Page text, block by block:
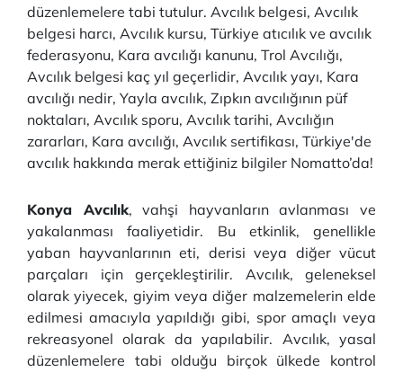
düzenlemelere tabi tutulur. Avcılık belgesi, Avcılık
belgesi harcı, Avcılık kursu, Türkiye atıcılık ve avcılık
federasyonu, Kara avcılığı kanunu, Trol Avcılığı,
Avcılık belgesi kaç yıl geçerlidir, Avcılık yayı, Kara
avcılığı nedir, Yayla avcılık, Zıpkın avcılığının püf
noktaları, Avcılık sporu, Avcılık tarihi, Avcılığın
zararları, Kara avcılığı, Avcılık sertifikası, Türkiye'de
avcılık hakkında merak ettiğiniz bilgiler Nomatto’da!
Konya Avcılık, vahşi hayvanların avlanması ve
yakalanması faaliyetidir. Bu etkinlik, genellikle
yaban hayvanlarının eti, derisi veya diğer vücut
parçaları için gerçekleştirilir. Avcılık, geleneksel
olarak yiyecek, giyim veya diğer malzemelerin elde
edilmesi amacıyla yapıldığı gibi, spor amaçlı veya
rekreasyonel olarak da yapılabilir. Avcılık, yasal
düzenlemelere tabi olduğu birçok ülkede kontrol